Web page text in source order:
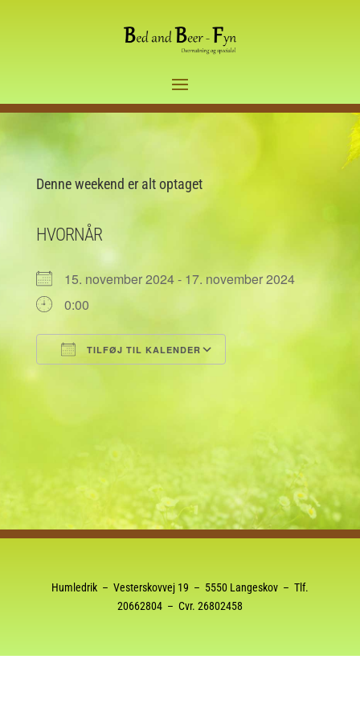
Denne weekend er alt optaget
HVORNÅR
15. november 2024 - 17. november 2024
0:00
TILFØJ TIL KALENDER
Humledrik – Vesterskovvej 19 – 5550 Langeskov – Tlf.
20662804– Cvr. 26802458